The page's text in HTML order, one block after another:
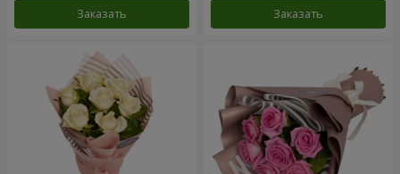
Заказать Заказать